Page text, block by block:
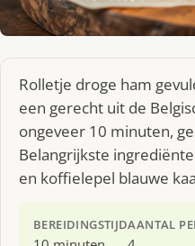
Rolletje droge ham
een gerecht uit de
ongeveer 10 minuten,
Belangrijkste
en koffielepel blauwe
BEREIDINGSTIJDAANTAL